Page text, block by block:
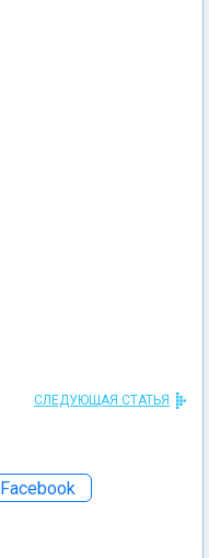
СЛЕДУЮЩАЯ СТАТЬЯ
Facebook